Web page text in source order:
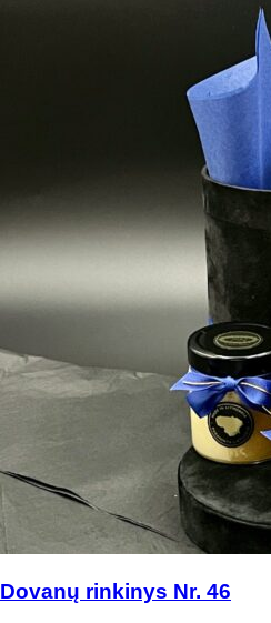
Dovanų rinkinys Nr. 46